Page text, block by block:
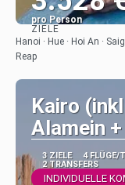
pro Person
ZIELE
Hanoi · Hue · Hoi An ·
Reap
Kairo
Alamein
3 ZIELE 4 FLÜGE/
2 TRANSFERS
INDIVIDUELLE